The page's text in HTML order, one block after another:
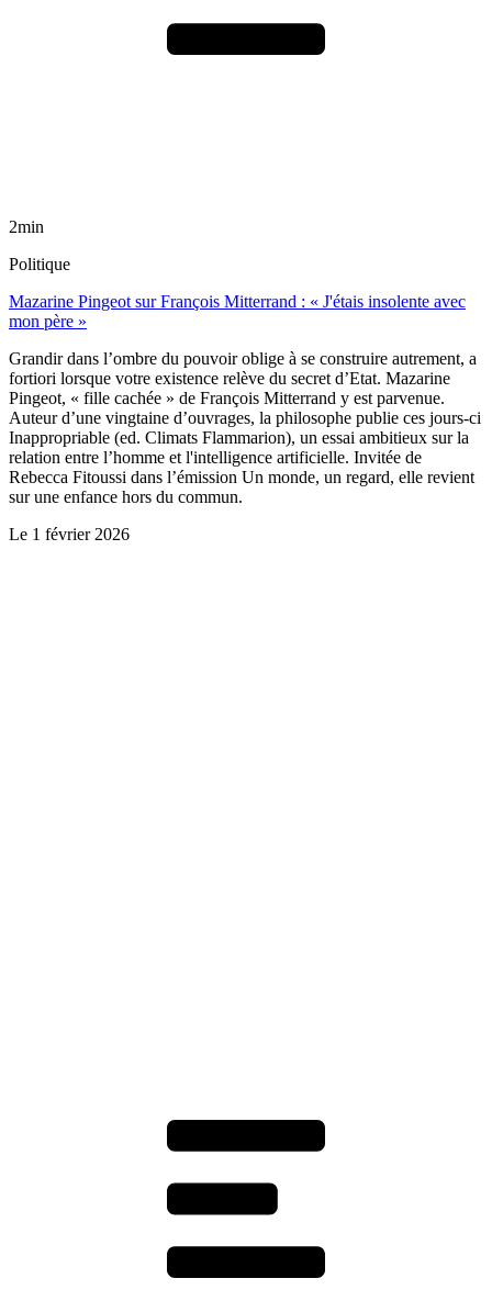
2min
Politique
Mazarine Pingeot sur François Mitterrand : « J'étais insolente avec
mon père »
Grandir dans l’ombre du pouvoir oblige à se construire autrement, a
fortiori lorsque votre existence relève du secret d’Etat. Mazarine
Pingeot, « fille cachée » de François Mitterrand y est parvenue.
Auteur d’une vingtaine d’ouvrages, la philosophe publie ces jours-ci
Inappropriable (ed. Climats Flammarion), un essai ambitieux sur la
relation entre l’homme et l'intelligence artificielle. Invitée de
Rebecca Fitoussi dans l’émission Un monde, un regard, elle revient
sur une enfance hors du commun.
Le 1 février 2026